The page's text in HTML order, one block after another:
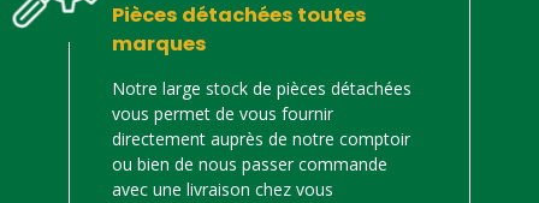
Pièces détachées toutes
marques
Notre large stock de pièces détachées
vous permet de vous fournir
directement auprès de notre comptoir
ou bien de nous passer commande
avec une livraison chez vous